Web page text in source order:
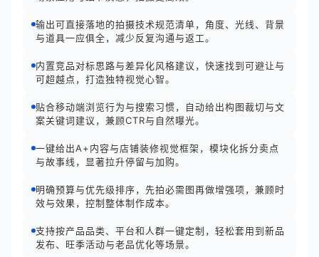
输出可直接落地的拍摄技术规范清单，角度、光线、背景
与道具一应俱全，减少反复沟通与返工。
内置竞品对标思路与差异化风格建议，快速找到可避让与
可超越点，打造独特视觉心智。
贴合移动端浏览行为与搜索习惯，自动给出构图裁切与文
案关键词建议，兼顾CTR与自然曝光。
一键给出A+内容与店铺装修视觉框架，模块化拆分卖点
与故事线，显著拉升停留与加购。
明确预算与优先级排序，先拍必需图再做增强项，兼顾时
效与效果，控制整体制作成本。
支持按产品品类、平台和人群一键定制，轻松套用到新品
发布、旺季活动与老品优化等场景。